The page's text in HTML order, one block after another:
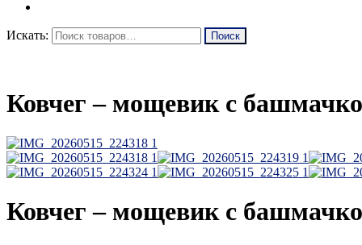
Искать:
Ковчег – мощевик с
Ковчег – мощевик с